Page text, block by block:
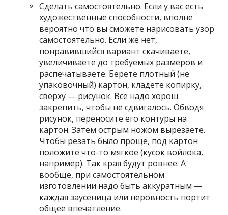
Сделать самостоятельно. Если у вас есть
художественные способности, вполне
вероятно что вы сможете нарисовать узор
самостоятельно. Если же нет,
понравившийся вариант скачиваете,
увеличиваете до требуемых размеров и
распечатываете. Берете плотный (не
упаковочный) картон, кладете копирку,
сверху — рисунок. Все надо хорош
закрепить, чтобы не сдвигалось. Обводя
рисунок, переносите его контуры на
картон. Затем острым ножом вырезаете.
Чтобы резать было проще, под картон
положите что-то мягкое (кусок войлока,
например). Так края будут ровнее. А
вообще, при самостоятельном
изготовлении надо быть аккуратным —
каждая заусеница или неровность портит
общее впечатление.